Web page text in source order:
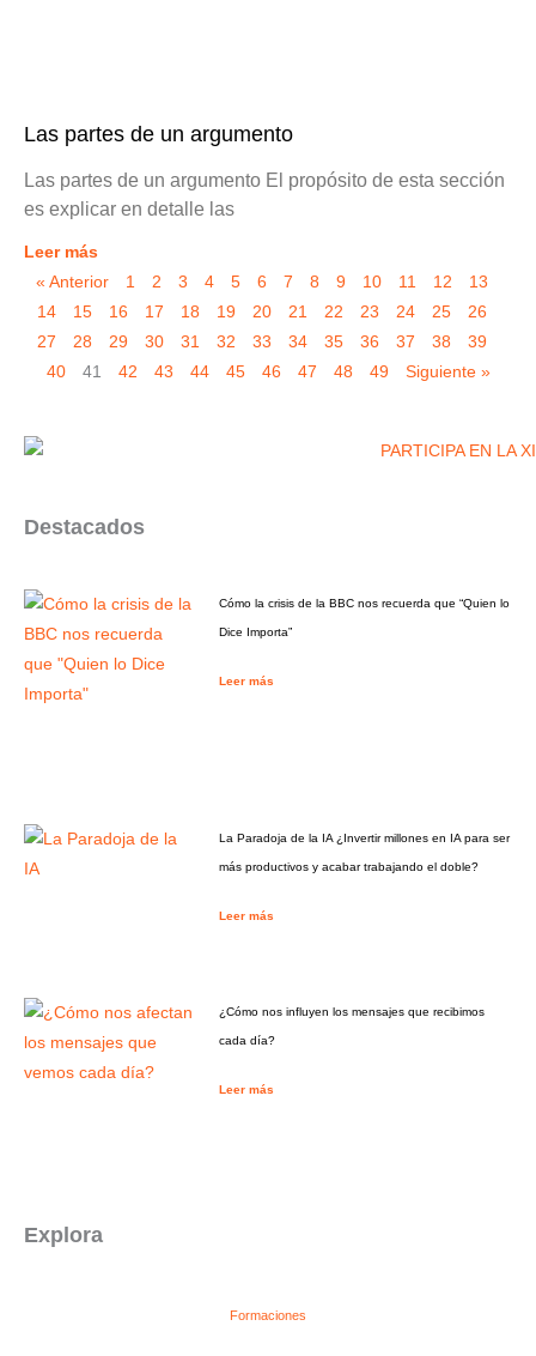
Las partes de un argumento
Las partes de un argumento El propósito de esta sección
es explicar en detalle las
Leer más
« Anterior 1 2 3 4 5 6 7 8 9 10 11 12
13
14
15 16 17 18 19 20 21 22 23 24 25
26
27
28 29 30 31 32 33 34 35 36 37 38
39
40
41 42 43 44 45 46 47 48 49 Siguiente »
Destacados
Cómo la crisis de la BBC nos recuerda que “Quien lo
Dice Importa”
Leer más
La Paradoja de la IA ¿Invertir millones en IA para ser
más productivos y acabar trabajando el doble?
Leer más
¿Cómo nos influyen los mensajes que recibimos
cada día?
Leer más
Explora
Formaciones